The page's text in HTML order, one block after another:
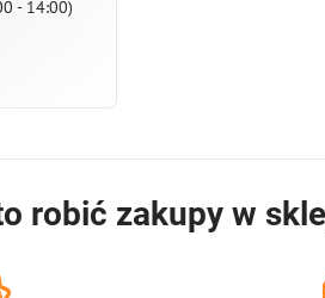
- 14:00)
robić zakupy w